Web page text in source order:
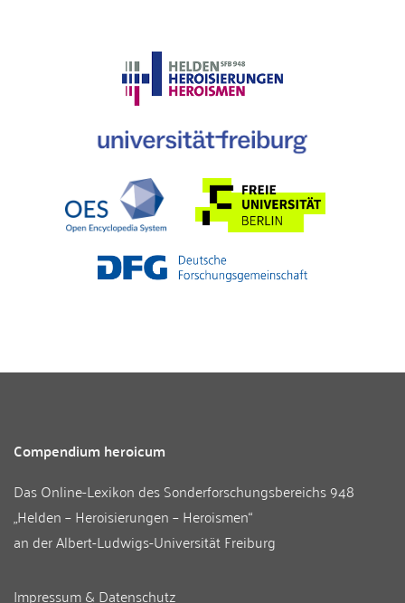
Compendium heroicum
Das Online-Lexikon desSonderforschungsbereichs 948
„Helden – Heroisierungen – Heroismen“
an derAlbert-Ludwigs-Universität Freiburg
Impressum & Datenschutz